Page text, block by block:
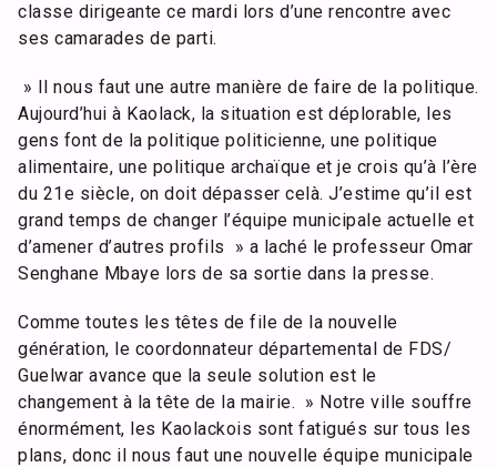
classe dirigeante ce mardi lors d’une rencontre avec
ses camarades de parti.
» Il nous faut une autre manière de faire de la politique.
Aujourd’hui à Kaolack, la situation est déplorable, les
gens font de la politique politicienne, une politique
alimentaire, une politique archaïque et je crois qu’à l’ère
du 21e siècle, on doit dépasser celà. J’estime qu’il est
grand temps de changer l’équipe municipale actuelle et
d’amener d’autres profils » a laché le professeur Omar
Senghane Mbaye lors de sa sortie dans la presse.
Comme toutes les têtes de file de la nouvelle
génération, le coordonnateur départemental de FDS/
Guelwar avance que la seule solution est le
changement à la tête de la mairie. » Notre ville souffre
énormément, les Kaolackois sont fatigués sur tous les
plans, donc il nous faut une nouvelle équipe municipale